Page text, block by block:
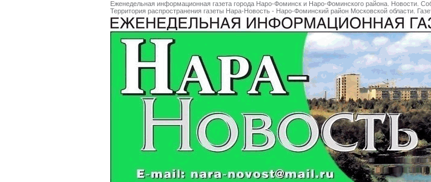
Еженедельная информационная газета города Наро-Фоминск и Наро-Фоминского района. Новости.
Территория распространения газеты Нара-Новость - Наро-Фоминский район Московской области.